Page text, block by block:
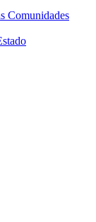
Comunidades